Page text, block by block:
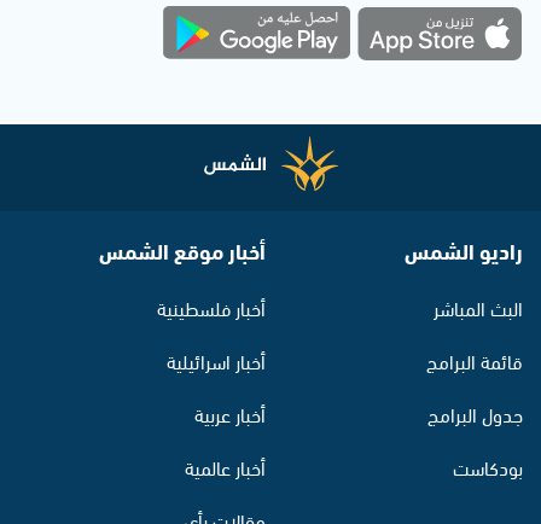
راديو الشمس
البث المباشر
قائمة البرامج
جدول البرامج
بودكاست
أخبار موقع الشمس
أخبار فلسطينية
أخبار اسرائيلية
أخبار عربية
أخبار عالمية